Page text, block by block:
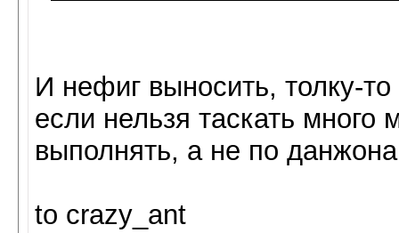
И нефиг выносить, толку-
если нельзя таскать
выполнять, а не по
to crazy_ant